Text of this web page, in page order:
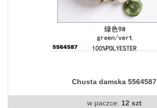
Chusta damska 5564587
w paczce: 12 szt